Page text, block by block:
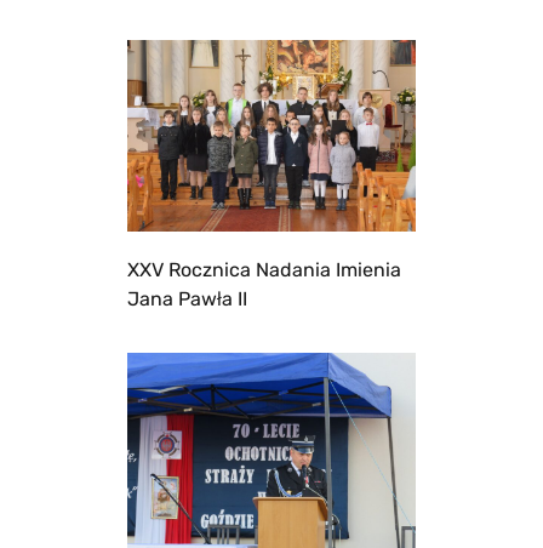
XXV Rocznica Nadania Imienia
Jana Pawła II